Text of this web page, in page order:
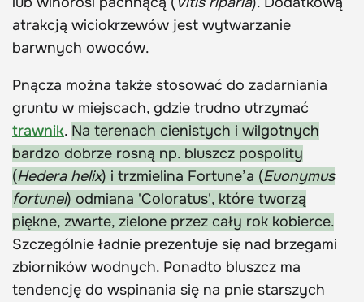
atrakcją wiciokrzewów jest wytwarzanie
barwnych owoców.
Pnącza można także stosować do zadarniania
gruntu w miejscach, gdzie trudno utrzymać
trawnik. Na terenach cienistych i wilgotnych
bardzo dobrze rosną np. bluszcz pospolity
(Hedera helix) i trzmielina Fortune’a (Euonymus
fortunei) odmiana 'Coloratus', które tworzą
piękne, zwarte, zielone przez cały rok kobierce.
Szczególnie ładnie prezentuje się nad brzegami
zbiorników wodnych. Ponadto bluszcz ma
tendencję do wspinania się na pnie starszych